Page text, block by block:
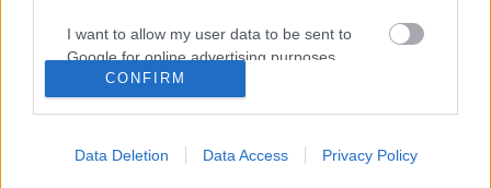
I want to allow my user data to be sent to
Google for online advertising purposes.
I want to allow Google to send me
I want to allow Google to enable storage
CONFIRM
Data Deletion Data Access Privacy Policy
AZ ELLENZÉKI PÁRTOK SZERINT ARÁNYTALAN
A PARLAMENTI TISZTSÉGEK ELOSZTÁSA
2022. Április. 27. 13:37
A bizottsági tisztségek és helyek harmadát, míg a jegyzői helyek
felét ajánlották fel a kormánypártok az ellenzéknek.
SÁRGA LETT A PARADICSOM, AVAGY ÚJ ERŐK
JELENHETNEK MEG A JOBBOLDALON